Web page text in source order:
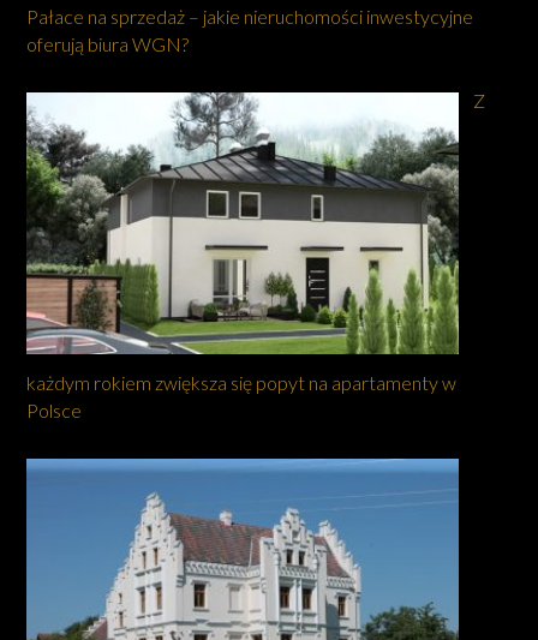
Pałace na sprzedaż – jakie nieruchomości inwestycyjne
oferują biura WGN?
Z
każdym rokiem zwiększa się popyt na apartamenty w
Polsce